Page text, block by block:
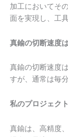
加工においてそ
面を実現し、工
真鍮の切断速度
真鍮の切断速度
すが、通常は毎
私のプロジェク
真鍮は、高精度